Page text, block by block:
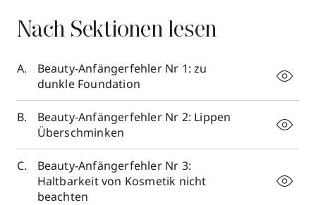
Nach Sektionen lesen
Beauty-Anfängerfehler Nr 1: zu
dunkle Foundation
Beauty-Anfängerfehler Nr 2: Lippen
Überschminken
Beauty-Anfängerfehler Nr 3:
Haltbarkeit von Kosmetik nicht
beachten